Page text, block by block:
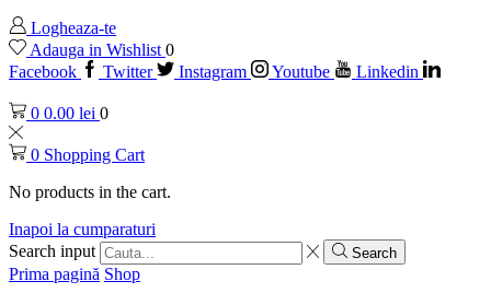
Logheaza-te
Adauga in Wishlist 0
Facebook
Twitter Instagram Youtube Linkedin
0 0.00 lei 0
0 Shopping Cart
No products in the cart.
Inapoi la cumparaturi
Search input
Search
Prima pagină Shop